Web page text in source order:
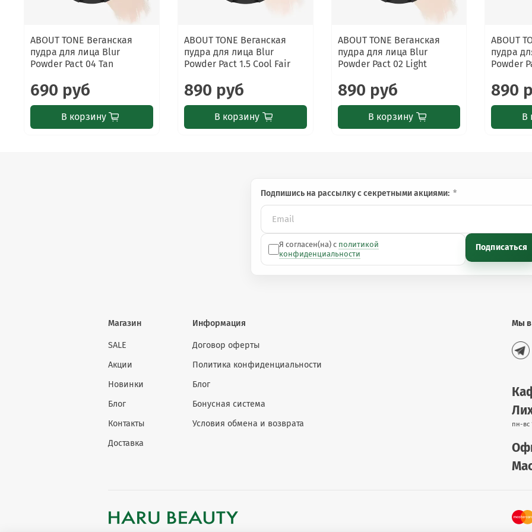
⚠️ Важно знать
Только для наружного применения. При появлении раздражения прекратите использование. Избегайте попадания в
ABOUT TONE Веганская
пудра для лица Blur
Powder Pact 04 Tan
690 руб
В корзину
ABOUT TONE Веганская
пудра для лица Blur
Powder Pact 1.5 Cool Fair
890 руб
В корзину
ABOUT TONE Веганская
пудра для лица Blur
Powder Pact 02 Light
890 руб
В корзину
ABOUT
пудра
Powder
890
В
Подпишись на рассылку с секретными акциями:
Я согласен(на) с политикой
конфиденциальности
Подписаться
Магазин
SALE
Акции
Новинки
Блог
Контакты
Доставка
Информация
Договор оферты
Политика конфиденциальности
Блог
Бонусная система
Условия обмена и возврата
Мы в
пн-вс